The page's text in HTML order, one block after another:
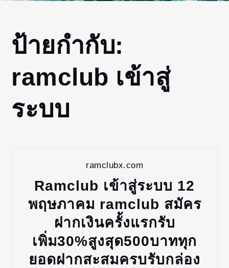
Home
ramclub
ระบบ
ป้ายกำกับ:
ramclub เข้าสู่
ระบบ
ramclubx.com
Ramclub เข้าสู่ระบบ 12
พฤษภาคม ramclub สมัคร
ฝากเงินครั้งแรกรับ
เพิ่ม30%สูงสุด500บาททุก
ยอดฝากสะสมครบรับกล่อง